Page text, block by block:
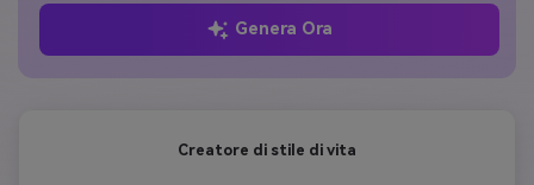
Genera Ora
Creatore di stile di vita